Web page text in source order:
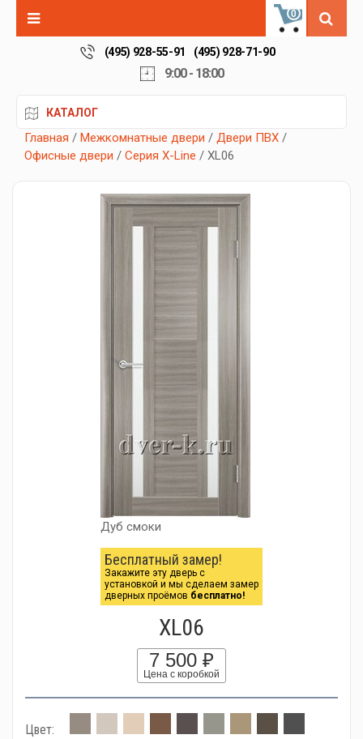
0
(495) 928-55-91 (495) 928-71-90
9:00 - 18:00
КАТАЛОГ
Главная / Межкомнатные двери / Двери ПВХ /
Офисные двери / Серия X-Line / XL06
Дуб смоки
Бесплатный замер!
Закажите эту дверь с
установкой и мы сделаем замер
дверных проёмов бесплатно!
XL06
7 500 ₽
Цена с коробкой
Цвет: